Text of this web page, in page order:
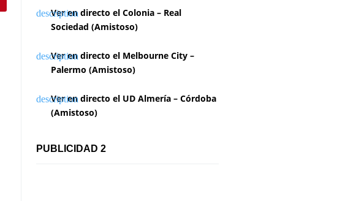
Ver en directo el Colonia – Real
Sociedad (Amistoso)
Ver en directo el Melbourne City –
Palermo (Amistoso)
Ver en directo el UD Almería – Córdoba
(Amistoso)
PUBLICIDAD 2